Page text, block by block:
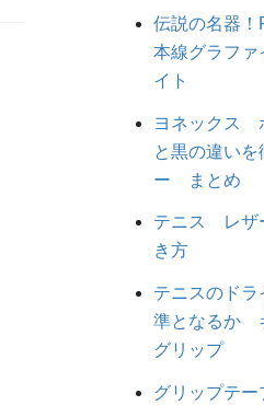
伝説の名器！
本線グラファ
イト
ヨネックス
と黒の違い
ー まとめ
テニス レザ
き方
テニスのド
準となるか
グリップ
グリップテー